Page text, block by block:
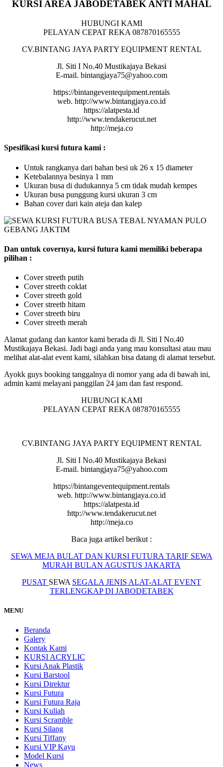
KURSI AREA JABODETABEK ANTI MAHAL
HUBUNGI KAMI
PELAYAN CEPAT REKA 087870165555
CV.BINTANG JAYA PARTY EQUIPMENT RENTAL
Jl. Siti I No.40 Mustikajaya Bekasi
E-mail. bintangjaya75@yahoo.com
https://bintangeventequipment.rentals
web. http://www.bintangjaya.co.id
https://alatpesta.id
http://www.tendakerucut.net
http://meja.co
Spesifikasi kursi futura kami :
Untuk rangkanya dari bahan besi uk 26 x 15 diameter
Ketebalannya besinya 1 mm
Ukuran busa di dudukannya 5 cm tidak mudah kempes
Ukuran busa punggung kursi ukuran 3 cm
Bahan cover dari kain ateja dan kalep
Dan untuk covernya, kursi futura kami memiliki beberapa
pilihan :
Cover streeth putih
Cover streeth coklat
Cover streeth gold
Cover streeth hitam
Cover streeth biru
Cover streeth merah
Alamat gudang dan kantor kami berada di Jl. Siti I No.40
Mustikajaya Bekasi. Jadi bagi anda yang mau konsultasi atau mau
melihat alat-alat event kami, silahkan bisa datang di alamat tersebut.
Ayokk guys booking tanggalnya di nomor yang ada di bawah ini,
admin kami melayani panggilan 24 jam dan fast respond.
HUBUNGI KAMI
PELAYAN CEPAT REKA 087870165555
CV.BINTANG JAYA PARTY EQUIPMENT RENTAL
Jl. Siti I No.40 Mustikajaya Bekasi
E-mail. bintangjaya75@yahoo.com
https://bintangeventequipment.rentals
web. http://www.bintangjaya.co.id
https://alatpesta.id
http://www.tendakerucut.net
http://meja.co
Baca juga artikel berikut :
SEWA MEJA BULAT DAN KURSI FUTURA TARIF SEWA
MURAH BULAN AGUSTUS JAKARTA
PUSAT SEWA SEGALA JENIS ALAT-ALAT EVENT
TERLENGKAP DI JABODETABEK
MENU
Beranda
Galery
Kontak Kami
KURSI ACRYLIC
Kursi Anak Plastik
Kursi Barstool
Kursi Direktur
Kursi Futura
Kursi Futura Raja
Kursi Kuliah
Kursi Scramble
Kursi Silang
Kursi Tiffany
Kursi VIP Kayu
Model Kursi
News